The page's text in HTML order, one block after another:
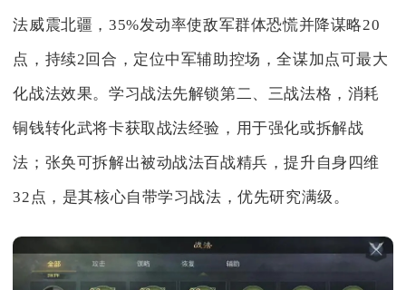
法威震北疆，35%发动率使敌军群体恐慌并降谋略20
点，持续2回合，定位中军辅助控场，全谋加点可最大
化战法效果。学习战法先解锁第二、三战法格，消耗
铜钱转化武将卡获取战法经验，用于强化或拆解战
法；张奂可拆解出被动战法百战精兵，提升自身四维
32点，是其核心自带学习战法，优先研究满级。